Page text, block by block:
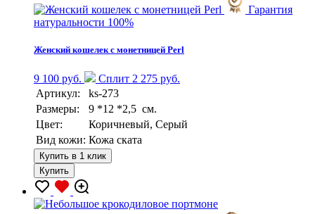
Гарантия
натуральности 100%
Женский кошелек с монетницей Perl
9 100 руб.
Сплит 2 275 руб.
Артикул:
ks-273
Размеры:
9 *12 *2,5 см.
Цвет:
Коричневый, Серый
Вид кожи: Кожа ската
Купить в 1 клик
Купить